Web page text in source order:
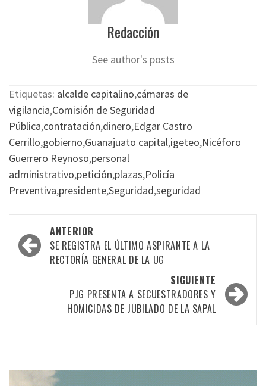
Redacción
See author's posts
Etiquetas: alcalde capitalino,cámaras de
vigilancia,Comisión de Seguridad
Pública,contratación,dinero,Edgar Castro
Cerrillo,gobierno,Guanajuato capital,igeteo,Nicéforo
Guerrero Reynoso,personal
administrativo,petición,plazas,Policía
Preventiva,presidente,Seguridad,seguridad
Navegación
por
entradas
ANTERIOR
SE REGISTRA EL ÚLTIMO ASPIRANTE A LA
RECTORÍA GENERAL DE LA UG
SIGUIENTE
PJG PRESENTA A SECUESTRADORES Y
HOMICIDAS DE JUBILADO DE LA SAPAL